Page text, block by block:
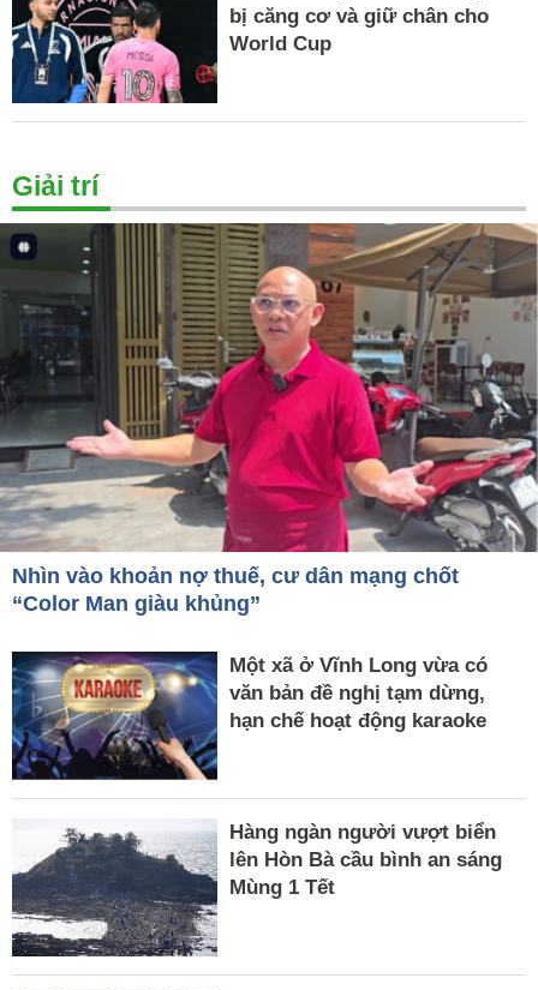
bị căng cơ và giữ chân cho
World Cup
Giải trí
Nhìn vào khoản nợ thuế, cư dân mạng chốt
“Color Man giàu khủng”
Một xã ở Vĩnh Long vừa có
văn bản đề nghị tạm dừng,
hạn chế hoạt động karaoke
Hàng ngàn người vượt biển
lên Hòn Bà cầu bình an sáng
Mùng 1 Tết